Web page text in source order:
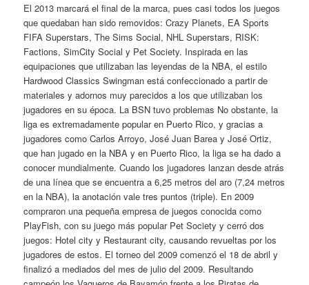
El 2013 marcará el final de la marca, pues casi todos los juegos
que quedaban han sido removidos: Crazy Planets, EA Sports
FIFA Superstars, The Sims Social, NHL Superstars, RISK:
Factions, SimCity Social y Pet Society. Inspirada en las
equipaciones que utilizaban las leyendas de la NBA, el estilo
Hardwood Classics Swingman está confeccionado a partir de
materiales y adornos muy parecidos a los que utilizaban los
jugadores en su época. La BSN tuvo problemas No obstante, la
liga es extremadamente popular en Puerto Rico, y gracias a
jugadores como Carlos Arroyo, José Juan Barea y José Ortiz,
que han jugado en la NBA y en Puerto Rico, la liga se ha dado a
conocer mundialmente. Cuando los jugadores lanzan desde atrás
de una línea que se encuentra a 6,25 metros del aro (7,24 metros
en la NBA), la anotación vale tres puntos (triple). En 2009
compraron una pequeña empresa de juegos conocida como
PlayFish, con su juego más popular Pet Society y cerró dos
juegos: Hotel city y Restaurant city, causando revueltas por los
jugadores de estos. El torneo del 2009 comenzó el 18 de abril y
finalizó a mediados del mes de julio del 2009. Resultando